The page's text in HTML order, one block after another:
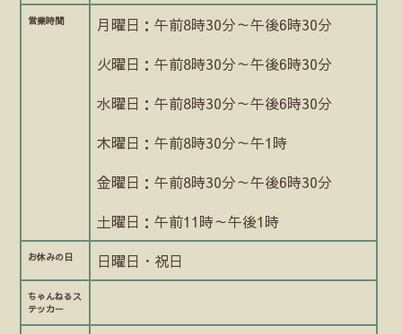
営業時間
月曜日：午前8時30分～午後6時30分
火曜日：午前8時30分～午後6時30分
水曜日：午前8時30分～午後6時30分
木曜日：午前8時30分～午1時
金曜日：午前8時30分～午後6時30分
土曜日：午前11時～午後1時
お休みの日 日曜日・祝日
ちゃんねるス
テッカー